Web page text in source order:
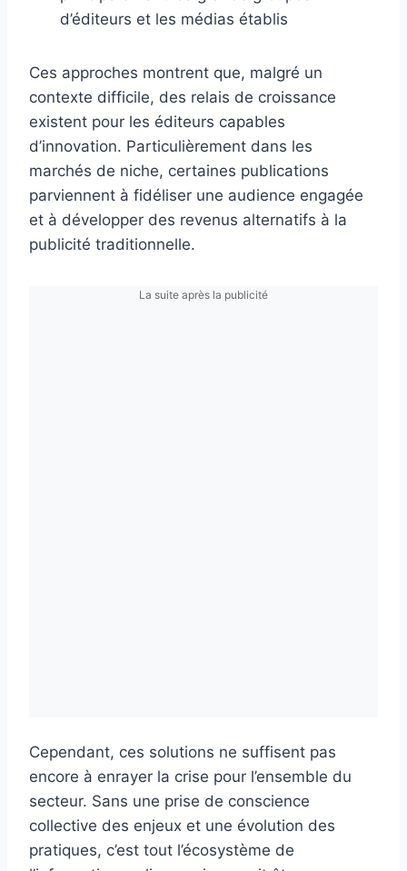
d’éditeurs et les médias établis
Ces approches montrent que, malgré un
contexte difficile, des relais de croissance
existent pour les éditeurs capables
d’innovation. Particulièrement dans les
marchés de niche, certaines publications
parviennent à fidéliser une audience engagée
et à développer des revenus alternatifs à la
publicité traditionnelle.
La suite après la publicité
Cependant, ces solutions ne suffisent pas
encore à enrayer la crise pour l’ensemble du
secteur. Sans une prise de conscience
collective des enjeux et une évolution des
pratiques, c’est tout l’écosystème de